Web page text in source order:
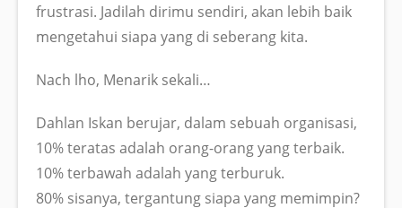
frustrasi. Jadilah dirimu sendiri, akan lebih baik
mengetahui siapa yang di seberang kita.
Nach lho, Menarik sekali…
Dahlan Iskan berujar, dalam sebuah organisasi,
10% teratas adalah orang-orang yang terbaik.
10% terbawah adalah yang terburuk.
80% sisanya, tergantung siapa yang memimpin?